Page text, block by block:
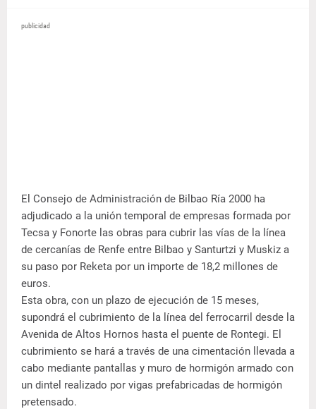
publicidad
El Consejo de Administración de Bilbao Ría 2000 ha
adjudicado a la unión temporal de empresas formada por
Tecsa y Fonorte las obras para cubrir las vías de la línea
de cercanías de Renfe entre Bilbao y Santurtzi y Muskiz a
su paso por Reketa por un importe de 18,2 millones de
euros.
Esta obra, con un plazo de ejecución de 15 meses,
supondrá el cubrimiento de la línea del ferrocarril desde la
Avenida de Altos Hornos hasta el puente de Rontegi. El
cubrimiento se hará a través de una cimentación llevada a
cabo mediante pantallas y muro de hormigón armado con
un dintel realizado por vigas prefabricadas de hormigón
pretensado.